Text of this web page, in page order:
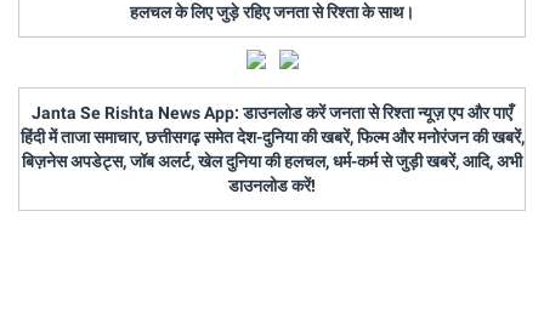
हलचल के लिए जुड़े रहिए जनता से रिश्ता के साथ।
Janta Se Rishta News App: डाउनलोड करें जनता से रिश्ता न्यूज़ एप और पाएँ
हिंदी में ताजा समाचार, छत्तीसगढ़ समेत देश-दुनिया की खबरें, फिल्म और मनोरंजन की खबरें,
बिज़नेस अपडेट्स, जॉब अलर्ट, खेल दुनिया की हलचल, धर्म-कर्म से जुड़ी खबरें, आदि, अभी
डाउनलोड करें!